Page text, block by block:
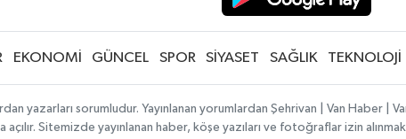
EKONOMİ GÜNCEL SPOR SİYASET SAĞLIK TEKNOLOJİ
yazarları sorumludur. Yayınlanan yorumlardan Şehrivan | Van Haber
açılır. Sitemizde yayınlanan haber, köşe yazıları ve fotoğraflar izin